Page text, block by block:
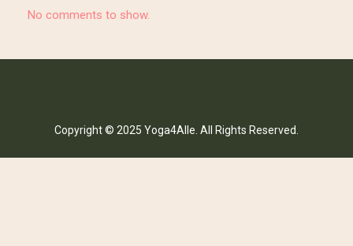
No comments to show.
Copyright © 2025 Yoga4Alle. All Rights Reserved.